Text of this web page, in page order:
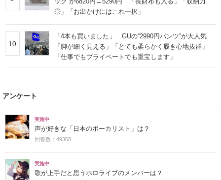
◎」「お出かけにはこれ一択」
10
「4本も買いました」 GUの“2990円パンツ”が大人気
「脚が細く見える」「とても柔らかく履き心地抜群」
「仕事でもプライベートでも重宝します」
アンケート
実施中
声が好きな「日本のボーカリスト」は？
回答数：49368
実施中
歌が上手だと思うホロライブのメンバーは？